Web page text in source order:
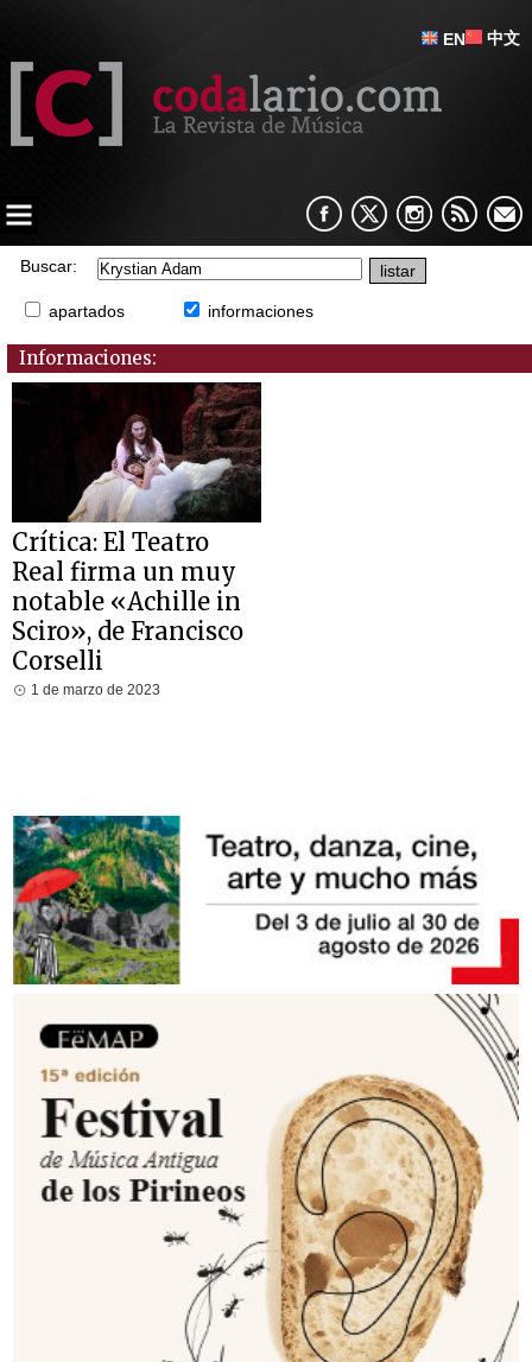
EN 中文
Buscar:
apartados informaciones
Informaciones:
Crítica: El Teatro
Real firma un muy
notable «Achille in
Sciro», de Francisco
Corselli
1 de marzo de 2023